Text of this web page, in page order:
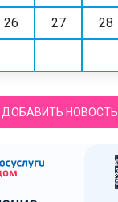
26 27 28
ДОБАВИТЬ НОВОСТЬ